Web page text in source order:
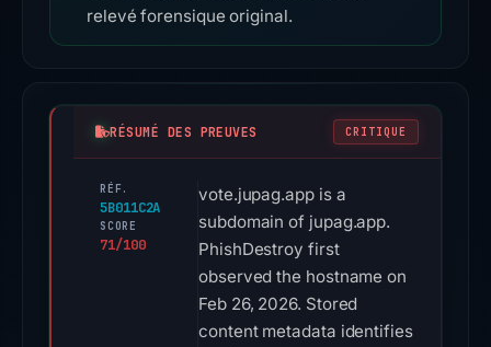
relevé forensique original.
RÉSUMÉ DES PREUVES CRITIQUE
RÉF.
5B011C2A
SCORE
71/100
vote.jupag.app is a
subdomain of jupag.app.
PhishDestroy first
observed the hostname on
Feb 26, 2026. Stored
content metadata identifies